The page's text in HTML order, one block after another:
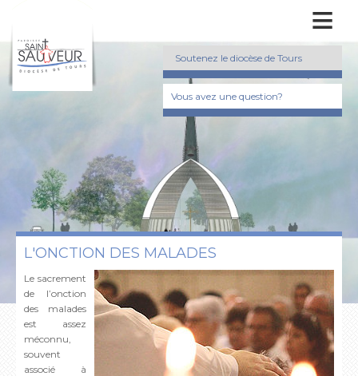
≡
Soutenez le diocèse de Tours
Vous avez une question?
L'ONCTION DES MALADES
Le sacrement
de l’onction
des malades
est assez
méconnu,
souvent
associé à